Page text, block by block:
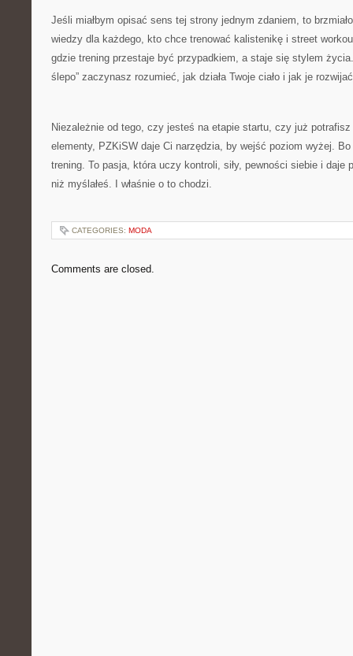
Jeśli miałbym opisać sens tej strony jednym zdaniem, to
wiedzy dla każdego, kto chce trenować kalistenikę i street
gdzie trening przestaje być przypadkiem, a staje się stylem
ślepo” zaczynasz rozumieć, jak działa Twoje ciało i jak je
Niezależnie od tego, czy jesteś na etapie startu, czy już potrafisz
elementy, PZKiSW daje Ci narzędzia, by wejść poziom wyżej.
trening. To pasja, która uczy kontroli, siły, pewności siebie i daje
niż myślałeś. I właśnie o to chodzi.
CATEGORIES: MODA
Comments are closed.